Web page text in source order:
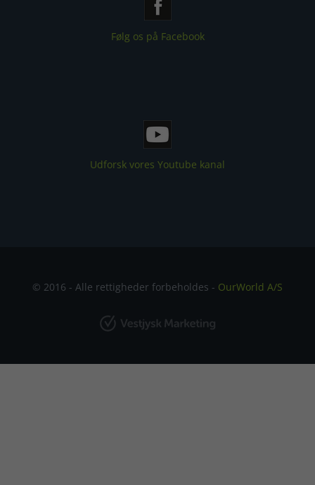
Følg os på Facebook
Udforsk vores Youtube kanal
© 2016 - Alle rettigheder forbeholdes - OurWorld A/S